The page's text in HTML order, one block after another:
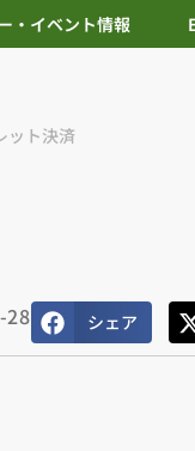
・イベント情報
ット決済
28 シェア